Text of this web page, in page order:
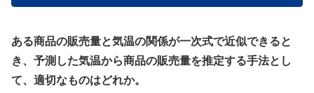
ある商品の販売量と気温の関係が一次式で近似できると
き、予測した気温から商品の販売量を推定する手法とし
て、適切なものはどれか。